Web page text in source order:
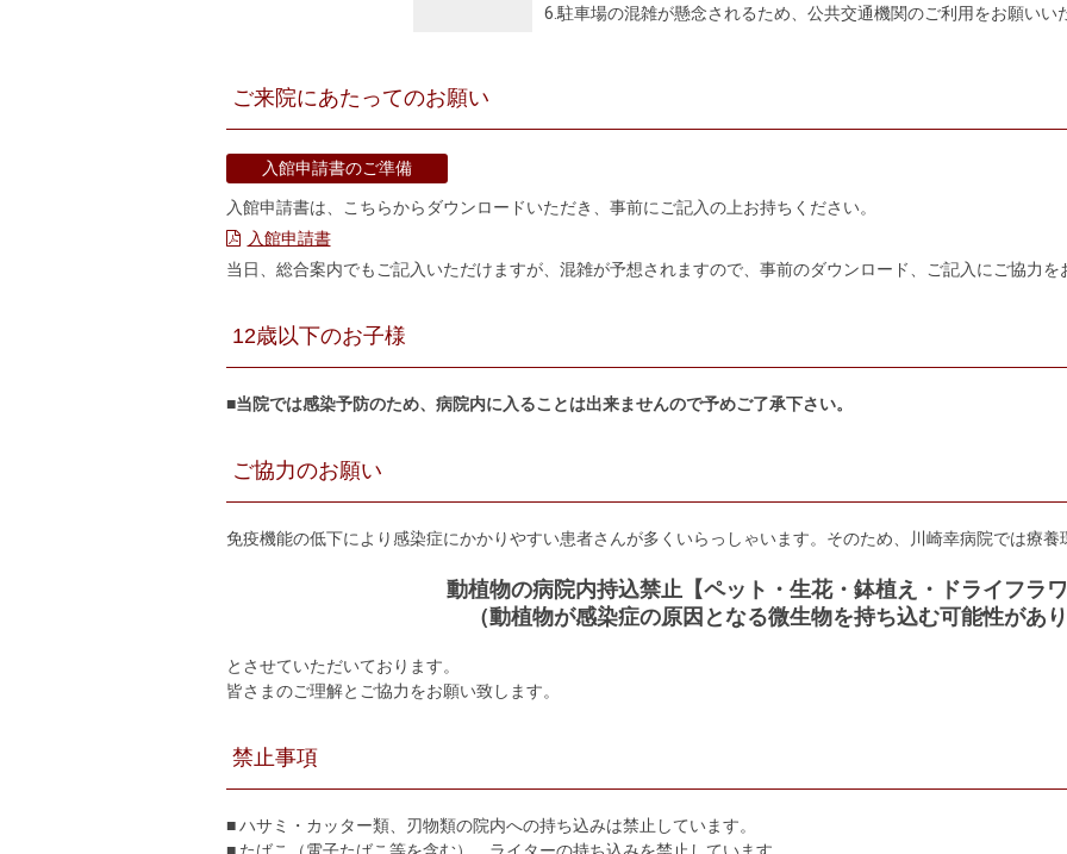
6.駐車場の混雑が懸念されるため、公共交通機関のご利用をお願いい
ご来院にあたってのお願い
入館申請書のご準備
入館申請書は、こちらからダウンロードいただき、事前にご記入の上お持ちください。
入館申請書
当日、総合案内でもご記入いただけますが、混雑が予想されますので、事前のダウンロード、ご記入にご協力を
12歳以下のお子様
■当院では感染予防のため、病院内に入ることは出来ませんので予めご了承下さい。
ご協力のお願い
免疫機能の低下により感染症にかかりやすい患者さんが多くいらっしゃいます。そのため、川崎幸病院では療養
動植物の病院内持込禁止【ペット・生花・鉢植え・ドライフラワ
（動植物が感染症の原因となる微生物を持ち込む可能性があり
とさせていただいております。
皆さまのご理解とご協力をお願い致します。
禁止事項
■ ハサミ・カッター類、刃物類の院内への持ち込みは禁止しています。